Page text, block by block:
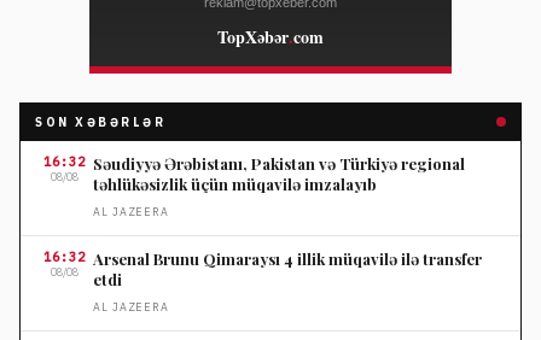
SON XƏBƏRLƏR
16:32
08/08
Səudiyyə Ərəbistanı, Pakistan və Türkiyə regional
təhlükəsizlik üçün müqavilə imzalayıb
AL JAZEERA
16:32
08/08
Arsenal Brunu Qimaraysı 4 illik müqavilə ilə transfer
etdi
AL JAZEERA